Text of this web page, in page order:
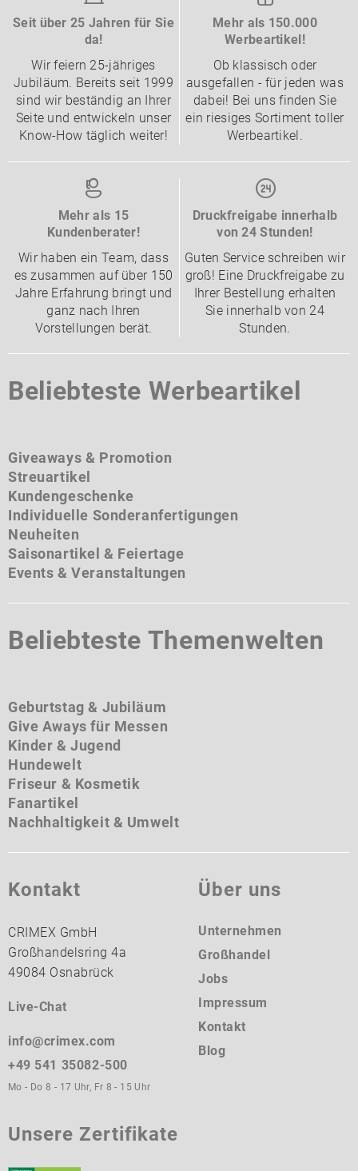
Seit über 25 Jahren für Sie
da!
Wir feiern 25-jähriges
Jubiläum. Bereits seit 1999
sind wir beständig an Ihrer
Seite und entwickeln unser
Know-How täglich weiter!
Mehr als 150.000
Werbeartikel!
Ob klassisch oder
ausgefallen - für jeden was
dabei! Bei uns finden Sie
ein riesiges Sortiment toller
Werbeartikel.
Mehr als 15
Kundenberater!
Wir haben ein Team, dass
es zusammen auf über 150
Jahre Erfahrung bringt und
ganz nach Ihren
Vorstellungen berät.
Druckfreigabe innerhalb
von 24 Stunden!
Guten Service schreiben wir
groß! Eine Druckfreigabe zu
Ihrer Bestellung erhalten
Sie innerhalb von 24
Stunden.
Beliebteste Werbeartikel
Giveaways & Promotion
Streuartikel
Kundengeschenke
Individuelle Sonderanfertigungen
Neuheiten
Saisonartikel & Feiertage
Events & Veranstaltungen
Beliebteste Themenwelten
Geburtstag & Jubiläum
Give Aways für Messen
Kinder & Jugend
Hundewelt
Friseur & Kosmetik
Fanartikel
Nachhaltigkeit & Umwelt
Kontakt
CRIMEX GmbH
Großhandelsring 4a
49084 Osnabrück
Live-Chat
info@crimex.com
+49 541 35082-500
Mo - Do 8 - 17 Uhr, Fr 8 - 15 Uhr
Über uns
Unternehmen
Großhandel
Jobs
Impressum
Kontakt
Blog
Unsere Zertifikate